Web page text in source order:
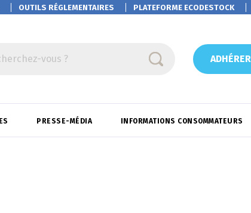
OUTILS RÉGLEMENTAIRES PLATEFORMEECODESTOCK
vous ? ADHÉRER
PRESSE-MÉDIA INFORMATIONS CONSOMMATEURS